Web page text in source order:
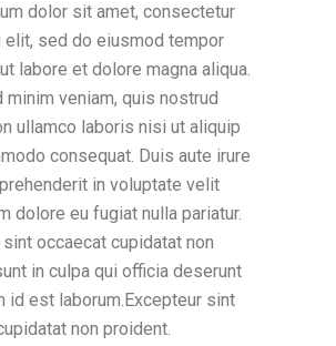
dolor sit amet, consectetur
elit, sed do eiusmod tempor
labore et dolore magna aliqua.
minim veniam, quis nostrud
ullamco laboris nisi ut aliquip
consequat. Duis aute irure
in voluptate velit
dolore eu fugiat nulla pariatur.
sint occaecat cupidatat non
in culpa qui officia deserunt
id est laborum.Excepteur sint
non proident.